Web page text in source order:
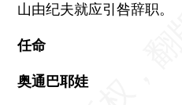
山由纪夫就应引咎辞职。
任命
奥通巴耶娃